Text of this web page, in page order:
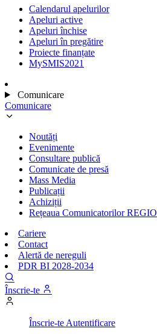
Calendarul apelurilor
Apeluri active
Apeluri închise
Apeluri în pregătire
Proiecte finanțate
MySMIS2021
Comunicare
Comunicare
Noutăți
Evenimente
Consultare publică
Comunicate de presă
Mass Media
Publicații
Achiziții
Rețeaua Comunicatorilor REGIO
Cariere
Contact
Alertă de nereguli
PDR BI 2028-2034
Înscrie-te
Înscrie-te Autentificare